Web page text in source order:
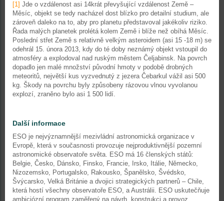
[1] Jde o vzdálenost asi 14krát převyšující vzdálenost Země –
Měsíc, objekt se tedy nacházel dost blízko pro detailní studium, ale
zároveň daleko na to, aby pro planetu představoval jakékoliv riziko.
Řada malých planetek prolétá kolem Země i blíže než obíhá Měsíc.
Poslední střet Země s relativně velkým asteroidem (asi 15 -18 m) se
odehrál 15. února 2013, kdy do té doby neznámý objekt vstoupil do
atmosféry a explodoval nad ruským městem Čeljabinsk. Na povrch
dopadlo jen malé množství původní hmoty v podobě drobných
meteoritů, největší kus vyzvednutý z jezera Čebarkul vážil asi 500
kg. Škody na povrchu byly způsobeny rázovou vlnou vyvolanou
explozí, zraněno bylo asi 1 500 lidí.
Další informace
ESO je nejvýznamnější mezivládní astronomická organizace v
Evropě, která v současnosti provozuje nejproduktivnější pozemní
astronomické observatoře světa. ESO má 16 členských států:
Belgie, Česko, Dánsko, Finsko, Francie, Irsko, Itálie, Německo,
Nizozemsko, Portugalsko, Rakousko, Španělsko, Švédsko,
Švýcarsko, Velká Británie a dvojici strategických partnerů – Chile,
která hostí všechny observatoře ESO, a Austrálii. ESO uskutečňuje
ambiciózní program zaměřený na návrh, konstrukci a provoz